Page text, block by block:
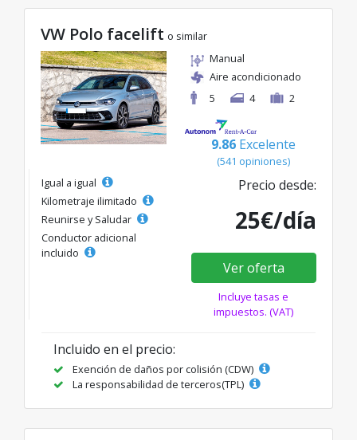
VW Polo facelift o similar
Manual
Aire acondicionado
5
4 2
9.86 Excelente
(541 opiniones)
Igual a igual
Kilometraje ilimitado
Reunirse y Saludar
Conductor adicional
incluido
Precio desde:
25€/día
Ver oferta
Incluye tasas e
impuestos. (VAT)
Incluido en el precio:
Exención de daños por colisión (CDW)
La responsabilidad de terceros(TPL)